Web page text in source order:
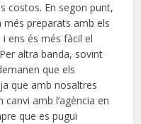
costos. En segon punt,
preparats amb els
ens és més fàcil el
altra banda, sovint
que els
que amb nosaltres
amb l’agència en
que es pugui